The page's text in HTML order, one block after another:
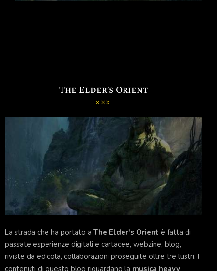
The Elder’s Orient
La strada che ha portato a The Elder's Orient è fatta di
passate esperienze digitali e cartacee, webzine, blog,
riviste da edicola, collaborazioni proseguite oltre tre lustri. I
contenuti di questo blog riguardano la musica heavy